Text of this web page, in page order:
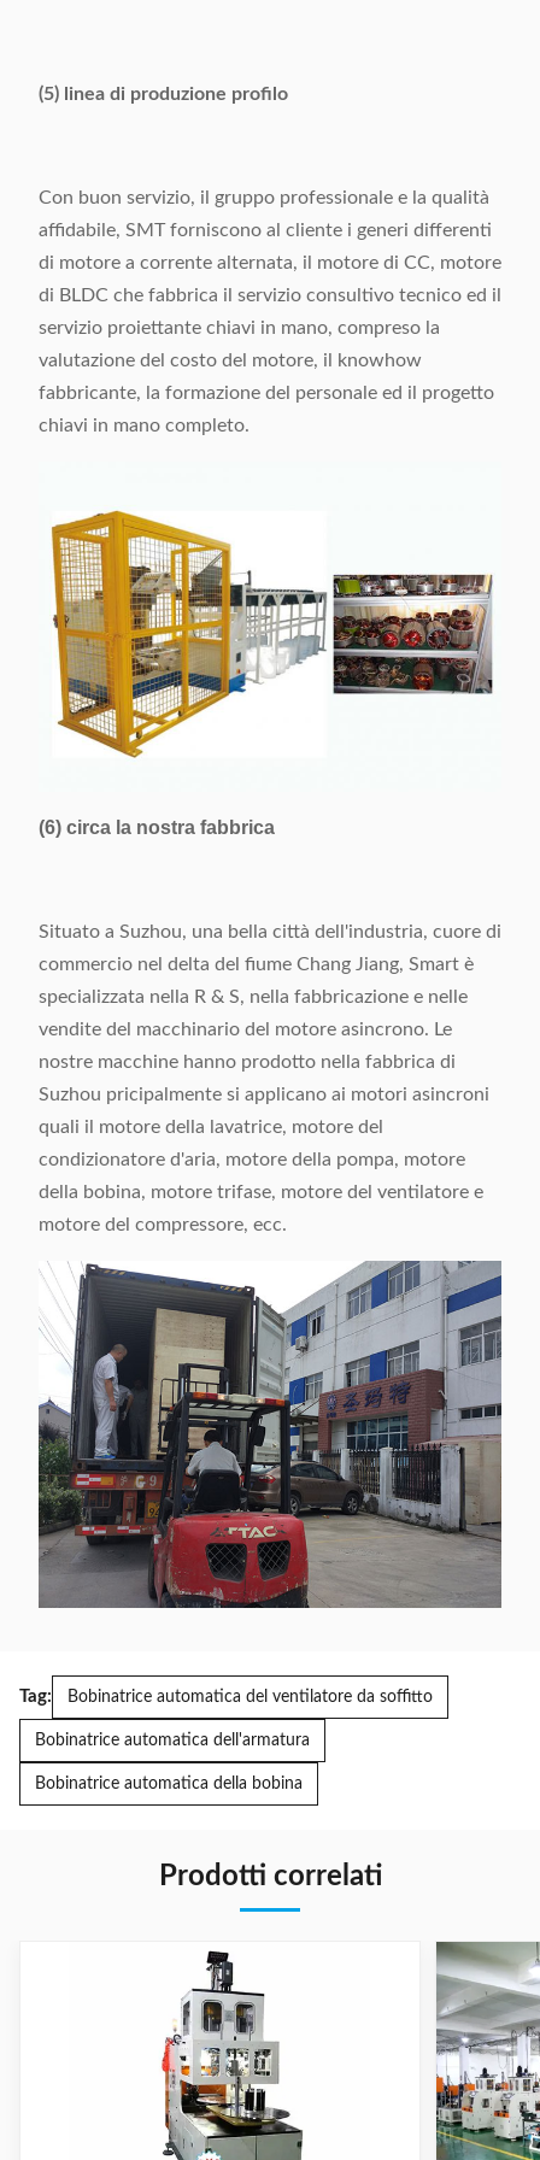
(5) linea di produzione profilo
Con buon servizio, il gruppo professionale e la qualità
affidabile, SMT forniscono al cliente i generi differenti
di motore a corrente alternata, il motore di CC, motore
di BLDC che fabbrica il servizio consultivo tecnico ed il
servizio proiettante chiavi in mano, compreso la
valutazione del costo del motore, il knowhow
fabbricante, la formazione del personale ed il progetto
chiavi in mano completo.
(6) circa la nostra fabbrica
Situato a Suzhou, una bella città dell'industria, cuore di
commercio nel delta del fiume Chang Jiang, Smart è
specializzata nella R & S, nella fabbricazione e nelle
vendite del macchinario del motore asincrono. Le
nostre macchine hanno prodotto nella fabbrica di
Suzhou pricipalmente si applicano ai motori asincroni
quali il motore della lavatrice, motore del
condizionatore d'aria, motore della pompa, motore
della bobina, motore trifase, motore del ventilatore e
motore del compressore, ecc.
Tag: Bobinatrice automatica del ventilatore da soffitto
Bobinatrice automatica dell'armatura
Bobinatrice automatica della bobina
Prodotti correlati